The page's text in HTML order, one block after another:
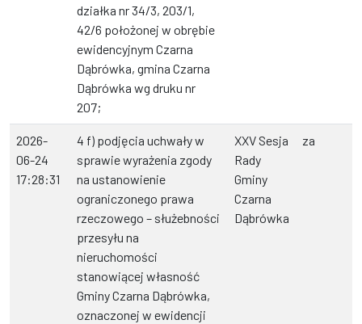
działka nr 34/3, 203/1,
42/6 położonej w obrębie
ewidencyjnym Czarna
Dąbrówka, gmina Czarna
Dąbrówka wg druku nr
207;
2026-
06-24
17:28:31
4 f) podjęcia uchwały w
sprawie wyrażenia zgody
na ustanowienie
ograniczonego prawa
rzeczowego – służebności
przesyłu na
nieruchomości
stanowiącej własność
Gminy Czarna Dąbrówka,
oznaczonej w ewidencji
XXV Sesja
Rady
Gminy
Czarna
Dąbrówka
za